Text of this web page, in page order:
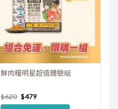
鮮肉糧明星超值體驗組
$620 $479